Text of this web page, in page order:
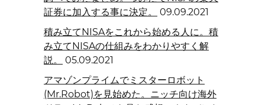
証券に加入する事に決定。
09.09.2021
積み立てNISAをこれから始める人に。積
み立てNISAの仕組みをわかりやすく解
説。
05.09.2021
アマゾンプライムでミスターロボット
(Mr.Robot)を見始めた。ニッチ向け海外